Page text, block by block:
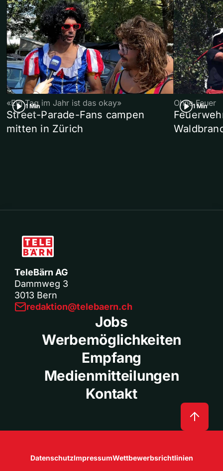
1 Min
«Ein Tag im Jahr ist das okay»
Street-Parade-Fans campen
mitten in Zürich
1 Min
Ohne Feuer
TeleBärn AG
Dammweg 3
3013 Bern
redaktion@telebaern.ch
Jobs
Werbemöglichkeiten
Empfang
Medienmitteilungen
Kontakt
DatenschutzImpressumWettbewerbsrichtlinien